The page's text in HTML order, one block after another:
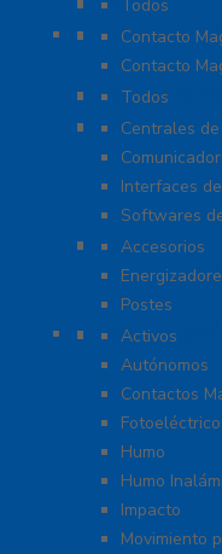
Todos
Contactos
Contacto
Contacto
Control de
Todos
Centrales
Centrales
Interfaces
Softwares
Cercas
Accesorios
Postes
Detectores /
Activos
Autónomos
Contactos
Humo
Humo
Impacto
Movimiento